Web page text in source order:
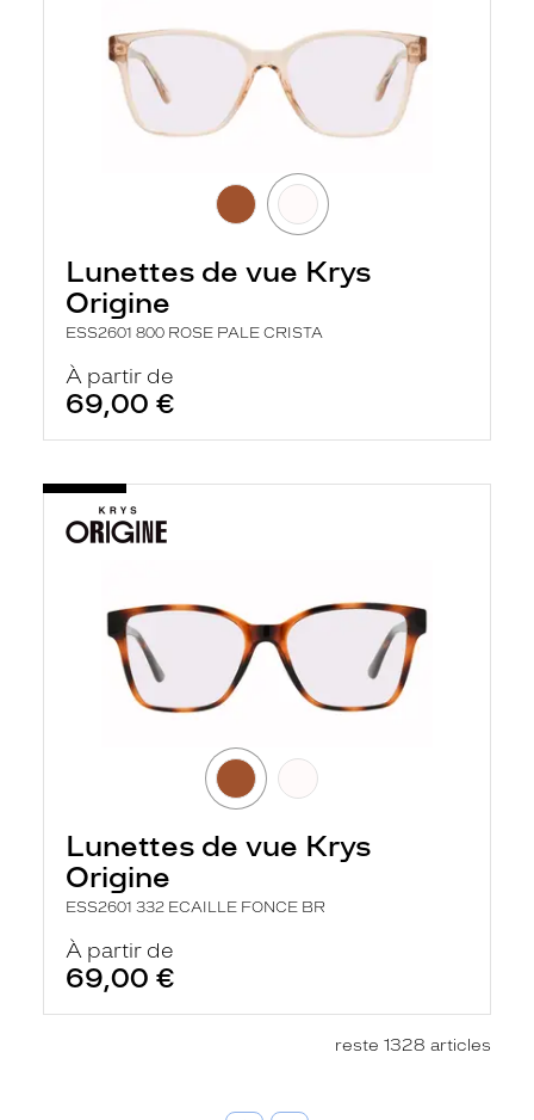
Lunettes de vue Krys
Origine
ESS2601 800 ROSE PALE CRISTA
À partir de
69,00 €
Lunettes de vue Krys
Origine
ESS2601 332 ECAILLE FONCE BR
À partir de
69,00 €
reste 1328 articles